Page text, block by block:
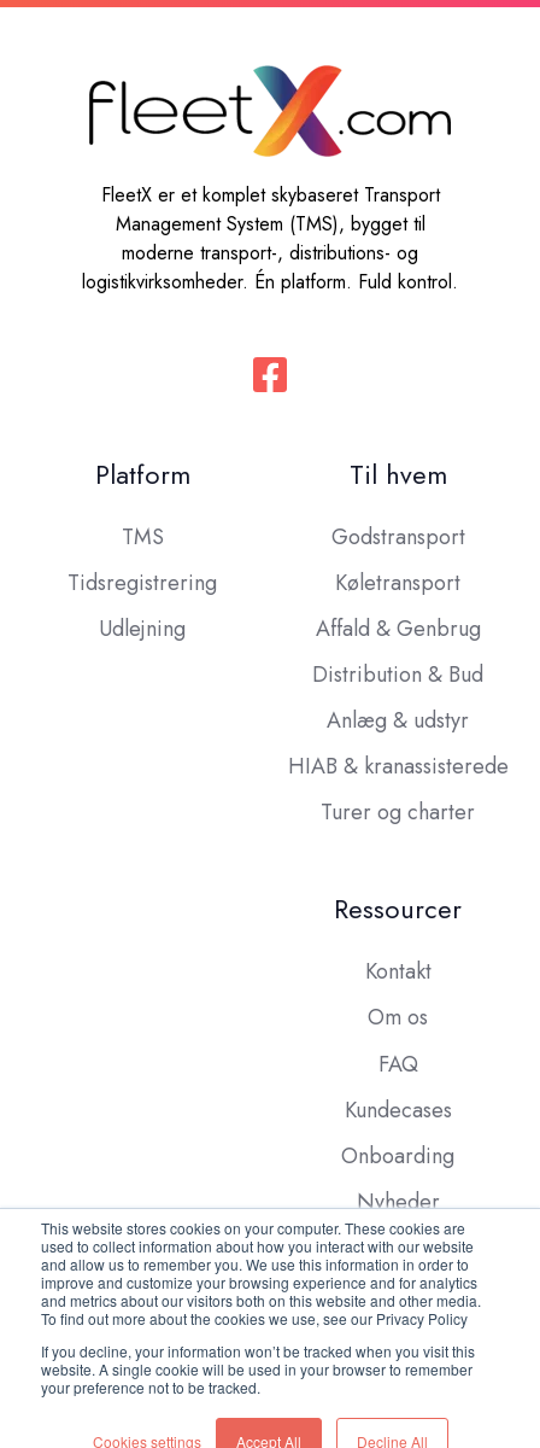
This website stores cookies on your computer. These cookies are
used to collect information about how you interact with our website
and allow us to remember you. We use this information in order to
improve and customize your browsing experience and for analytics
and metrics about our visitors both on this website and other media.
To find out more about the cookies we use, see our Privacy Policy
If you decline, your information won’t be tracked when you visit this
website. A single cookie will be used in your browser to remember
your preference not to be tracked.
Cookies settings Accept All Decline All
FleetX er et komplet skybaseret Transport
Management System (TMS), bygget til
moderne transport-, distributions- og
logistikvirksomheder. Én platform. Fuld kontrol.
Platform
TMS
Tidsregistrering
Udlejning
Til hvem
Godstransport
Køletransport
Affald & Genbrug
Distribution & Bud
Anlæg & udstyr
HIAB & kranassisterede
Turer og charter
Ressourcer
Kontakt
Om os
FAQ
Kundecases
Onboarding
Nyheder
Copyright © 2026 FleetX.com